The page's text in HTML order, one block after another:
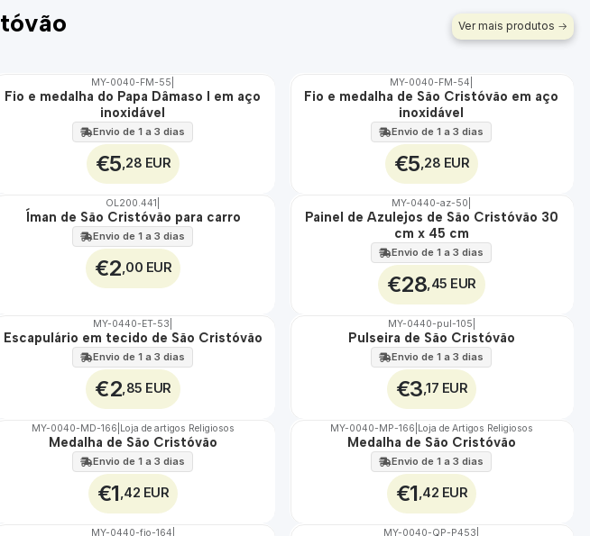
Ver mais produtos
🇵🇹
MY-0040-FM-55
Fio e medalha do Papa Dâmaso I em aço
inoxidável
Envio de 1 a 3 dias
€5 ,28 EUR
🇵🇹
MY-0040-FM-54
Fio e medalha de São Cristóvão em aço
inoxidável
Envio de 1 a 3 dias
€5 ,28 EUR
OL200.441
Íman de São Cristóvão para carro
Envio de 1 a 3 dias
€2 ,00 EUR
🇵🇹
MY-0440-az-50
Painel de Azulejos de São Cristóvão 30
cm x 45 cm
Envio de 1 a 3 dias
€28 ,45 EUR
🇵🇹
MY-0440-ET-53
Escapulário em tecido de São Cristóvão
Envio de 1 a 3 dias
€2 ,85 EUR
MY-0440-pul-105
Pulseira de São Cristóvão
Envio de 1 a 3 dias
€3 ,17 EUR
MY-0040-MD-166 Loja de artigos Religiosos
Medalha de São Cristóvão
Envio de 1 a 3 dias
€1 ,42 EUR
MY-0040-MP-166 Loja de Artigos Religiosos
Medalha de São Cristóvão
Envio de 1 a 3 dias
€1 ,42 EUR
MY-0440-fio-164 MY-0040-QP-P453